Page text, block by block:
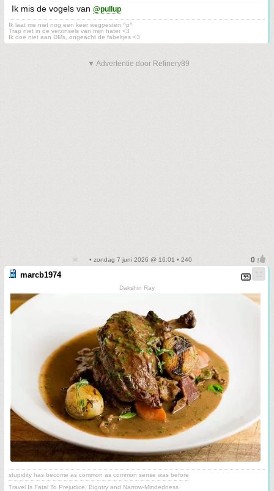
Ik mis de vogels van @pullup
Ik laat me niet nog een keer wegpesten ^p^
Trap niet in de verzinsels van mijn hater <3
Ik doe niet aan DMs, ongeacht de fabeltjes <3
▼ Advertentie door Refinery89
• zondag 7 juni 2026 @ 16:01 • 240
marcb1974
Dakshin Ray
stupidity has become as common as common sense was before
~ ~ ~ ~ ~ ~ ~ ~ ~ ~ ~ ~ ~ ~ ~ ~ ~ ~ ~ ~ ~ ~ ~ ~ ~ ~ ~ ~ ~ ~ ~ ~ ~
Travel Is Fatal To Prejudice, Bigotry and Narrow-Mindedness